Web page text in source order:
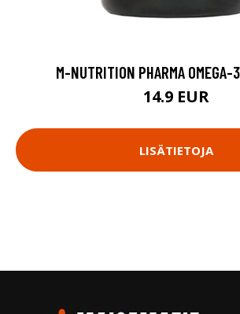
M-NUTRITION PHARMA OMEGA-
14.9 EUR
LISÄTIETOJA